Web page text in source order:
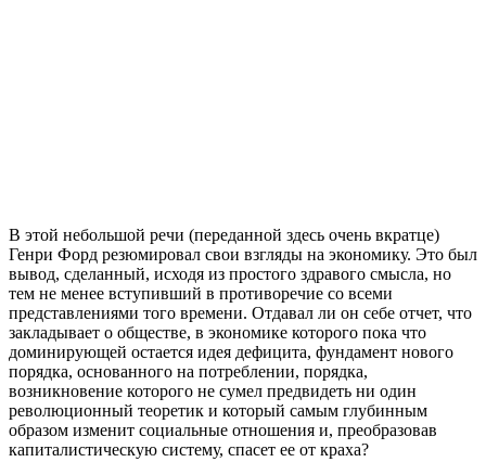
В этой небольшой речи (переданной здесь очень вкратце)
Генри Форд резюмировал свои взгляды на экономику. Это был
вывод, сделанный, исходя из простого здравого смысла, но
тем не менее вступивший в противоречие со всеми
представлениями того времени. Отдавал ли он себе отчет, что
закладывает о обществе, в экономике которого пока что
доминирующей остается идея дефицита, фундамент нового
порядка, основанного на потреблении, порядка,
возникновение которого не сумел предвидеть ни один
революционный теоретик и который самым глубинным
образом изменит социальные отношения и, преобразовав
капиталистическую систему, спасет ее от краха?